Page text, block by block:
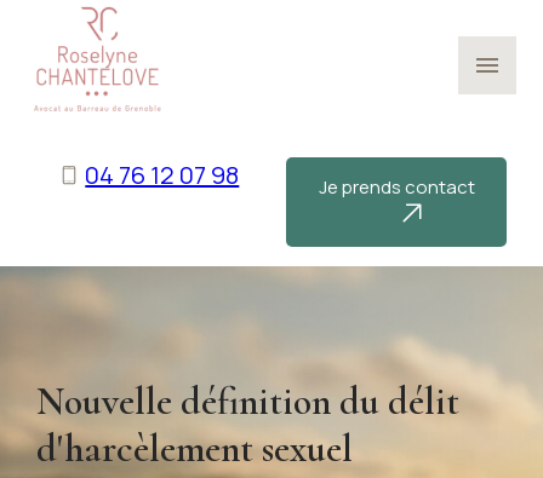
menu
04 76 12 07 98 Je prends contact
Nouvelle définition du délit
d'harcèlement sexuel
Panneau de gestion des cookies